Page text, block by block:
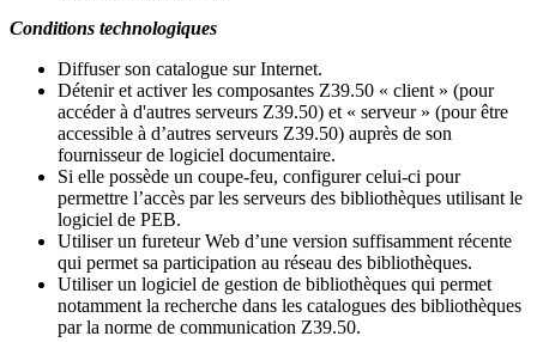
Conditions technologiques
Diffuser son catalogue sur Internet.
Détenir et activer les composantes Z39.50 « client » (pour
accéder à d'autres serveurs Z39.50) et « serveur » (pour être
accessible à d’autres serveurs Z39.50) auprès de son
fournisseur de logiciel documentaire.
Si elle possède un coupe-feu, configurer celui-ci pour
permettre l’accès par les serveurs des bibliothèques utilisant le
logiciel de PEB.
Utiliser un fureteur Web d’une version suffisamment récente
qui permet sa participation au réseau des bibliothèques.
Utiliser un logiciel de gestion de bibliothèques qui permet
notamment la recherche dans les catalogues des bibliothèques
par la norme de communication Z39.50.